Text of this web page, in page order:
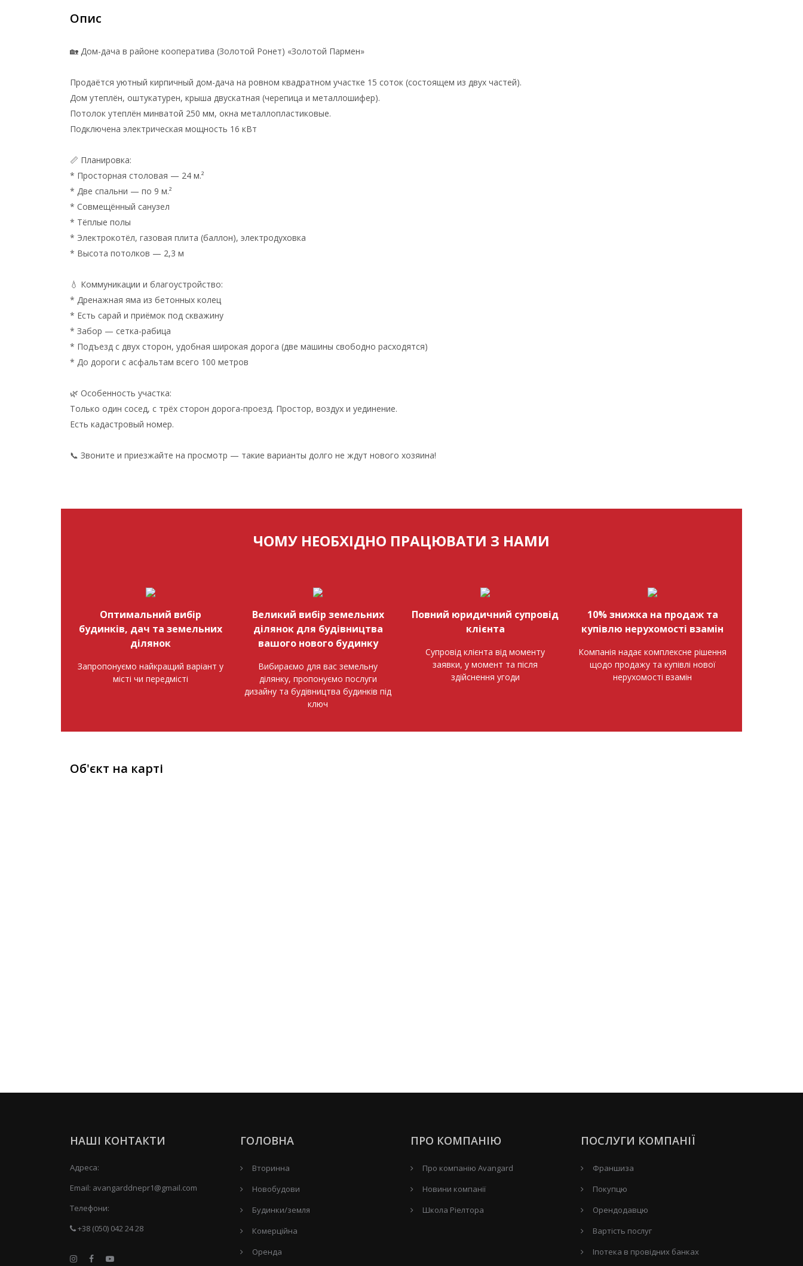
Опис
🏡 Дом-дача в районе кооператива (Золотой Ронет) «Золотой Пармен»
Продаётся уютный кирпичный дом-дача на ровном квадратном участке 15 соток (состоящем из двух частей).
Дом утеплён, оштукатурен, крыша двускатная (черепица и металлошифер).
Потолок утеплён минватой 250 мм, окна металлопластиковые.
Подключена электрическая мощность 16 кВт
📏 Планировка:
* Просторная столовая — 24 м.²
* Две спальни — по 9 м.²
* Совмещённый санузел
* Тёплые полы
* Электрокотёл, газовая плита (баллон), электродуховка
* Высота потолков — 2,3 м
💧 Коммуникации и благоустройство:
* Дренажная яма из бетонных колец
* Есть сарай и приёмок под скважину
* Забор — сетка-рабица
* Подъезд с двух сторон, удобная широкая дорога (две машины свободно расходятся)
* До дороги с асфальтам всего 100 метров
🌿 Особенность участка:
Только один сосед, с трёх сторон дорога-проезд. Простор, воздух и уединение.
Есть кадастровый номер.
📞 Звоните и приезжайте на просмотр — такие варианты долго не ждут нового хозяина!
ЧОМУ НЕОБХІДНО ПРАЦЮВАТИ З НАМИ
Оптимальний вибір
будинків, дач та земельних
ділянок
Запропонуємо найкращий варіант у
місті чи передмісті
Великий вибір земельних
ділянок для будівництва
вашого нового будинку
Вибираємо для вас земельну
ділянку, пропонуємо послуги
дизайну та будівництва будинків під
ключ
Повний юридичний супровід
клієнта
Супровід клієнта від моменту
заявки, у момент та після
здійснення угоди
10% знижка на продаж та
купівлю нерухомості взамін
Компанія надає комплексне рішення
щодо продажу та купівлі нової
нерухомості взамін
Об'єкт на карті
НАШІ КОНТАКТИ
Адреса:
Email: avangarddnepr1@gmail.com
Телефони:
+38 (050) 042 24 28
ГОЛОВНА
Вторинна
Новобудови
Будинки/земля
Комерційна
Оренда
ПРО КОМПАНІЮ
Про компанію Avangard
Новини компанії
Школа Ріелтора
ПОСЛУГИ КОМПАНІЇ
Франшиза
Покупцю
Орендодавцю
Вартість послуг
Іпотека в провідних банках